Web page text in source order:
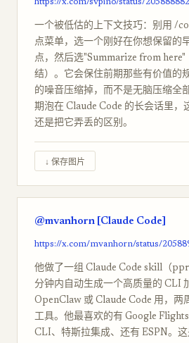
https://x.com/svpino/status/
一个被低估的上下文技巧：别用 /
点菜单，选一个刚好在你想保留的
点，然后选"Summarize from here"
结）。它会保住前期那些有价值的
的噪音压缩掉，而不是无脑压缩全
期泡在 Claude Code 的长会话里，
还是把它弄丢的区别。
↓ 保存图片
@mvanhorn [Claude Code]
https://x.com/mvanhorn/status/
他做了一组 Claude Code skill（
分钟内自动生成一个高质量的 CLI
OpenClaw 或 Claude Code 用，两
工具。他最喜欢的有 Google
CLI、特斯拉集成、还有 ESPN。